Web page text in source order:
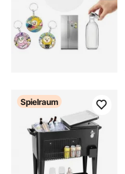
Spielraum